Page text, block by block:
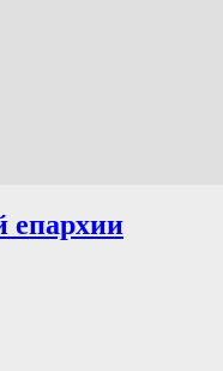
епархии